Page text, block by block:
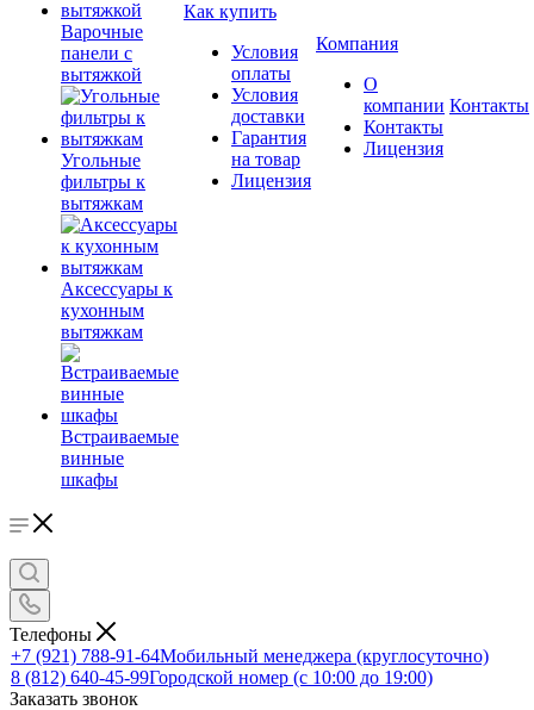
Варочные
панели с
вытяжкой
Угольные
фильтры к
вытяжкам
Аксессуары к
кухонным
вытяжкам
Встраиваемые
винные
шкафы
Как купить
Условия
оплаты
Условия
доставки
Гарантия
на товар
Лицензия
Компания
О
компании
Контакты
Лицензия
Контакты
Телефоны
+7 (921) 788-91-64Мобильный менеджера (круглосуточно)
8 (812) 640-45-99Городской номер (с 10:00 до 19:00)
Заказать звонок